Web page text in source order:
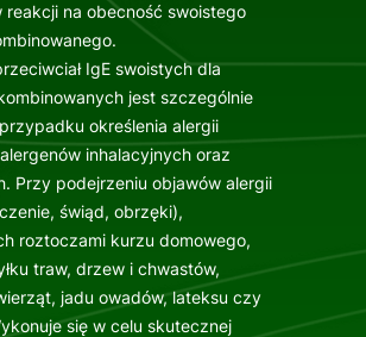
reakcji na obecność swoistego
IgE swoistych dla
jest szczególnie
określenia alergii
inhalacyjnych oraz
Przy podejrzeniu objawów alergii
świąd, obrzęki),
roztoczami kurzu domowego,
traw, drzew i chwastów,
jadu owadów, lateksu czy
się w celu skutecznej